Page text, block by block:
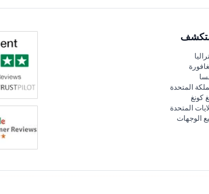
المتحدة
كونغ
المتحدة
الوجهات